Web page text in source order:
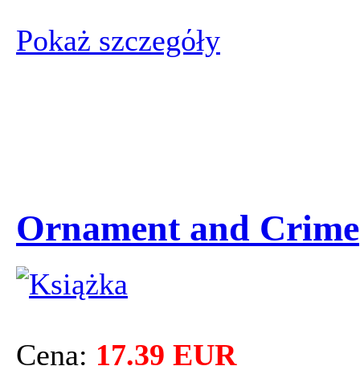
Pokaż szczegόły
Ornament and Crime
Cena: 17.39 EUR